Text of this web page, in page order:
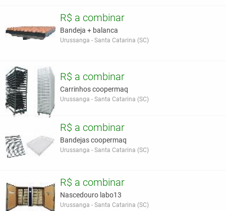
R$ a combinar
Bandeja + balanca
Urussanga - Santa Catarina (SC)
R$ a combinar
Carrinhos coopermaq
Urussanga - Santa Catarina (SC)
R$ a combinar
Bandejas coopermaq
Urussanga - Santa Catarina (SC)
R$ a combinar
Nascedouro labo13
Urussanga - Santa Catarina (SC)